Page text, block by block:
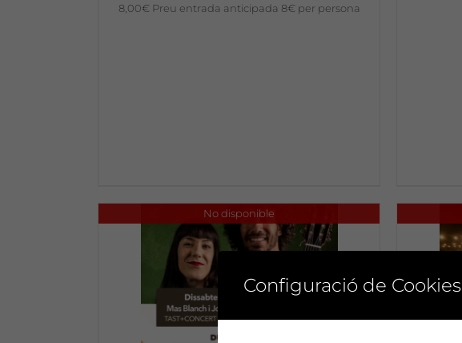
8,00€ Preu entrada anticipada 8€ per persona
No disponible
Configuració de Cookies